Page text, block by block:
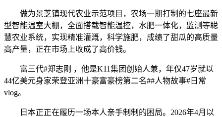
做为景芝镇现代农业示范项目，农场一期打制的七座最新
型智能温室大棚，全面搭载智能温控，水肥一体化，监测等聪
慧农业系统，实现精准灌溉，科学施肥，成绩了甜瓜的高质量
高产量，正在市场上收成了高价钱。
富三代#郑志刚 ，他是K11集团创始人兼，年仅47岁就以
44亿美元身家荣登亚洲十豪富豪榜第二名##人物故事#日常
vlog。
日本正正在履历一场本人亲手制制的困局。2026年4月以